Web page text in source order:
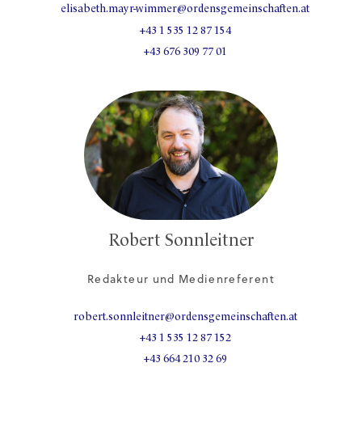
elisabeth.mayr-wimmer@ordensgemeinschaften.at
+43 1 535 12 87 154
+43 676 309 77 01
Robert Sonnleitner
Redakteur und Medienreferent
robert.sonnleitner@ordensgemeinschaften.at
+43 1 535 12 87 152
+43 664 210 32 69